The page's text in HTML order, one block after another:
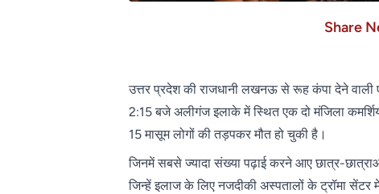
Share
उत्तर प्रदेश की राजधानी लखनऊ से रूह कंपा देने
2:15 बजे अलीगंज इलाके में स्थित एक दो मंजिला
15 मासूम लोगों की तड़पकर मौत हो चुकी है।
जिनमें सबसे ज्यादा संख्या पढ़ाई करने आए छात्र-
जिन्हें इलाज के लिए नजदीकी अस्पतालों के ट्रॉमा सेंटर में